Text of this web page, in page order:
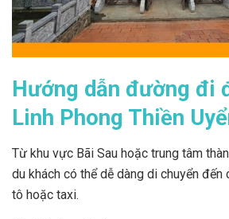
Hướng dẫn đường đi
Linh Phong Thiền
Từ khu vực Bãi Sau hoặc trung tâm
du khách có thể dễ dàng di chuyển đến
tô hoặc taxi.